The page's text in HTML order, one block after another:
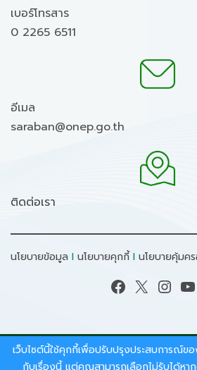
เบอร์โทรสาร
0 2265 6511
อีเมล
saraban@onep.go.th
ติดต่อเรา
นโยบายข้อมูล I นโยบายคุกกี้ I นโยบายคุ้มค
Facebook X Instagram YouTube
สงวนลิขสิทธิ์ © 2026 - สำนักงา
เว็บไซต์นี้ใช้คุกกี้เพื่อปรับปรุงประสบการณ์ข
กับเรื่องนี้ แต่คุณสามารถเลือกไม่รับได้หา